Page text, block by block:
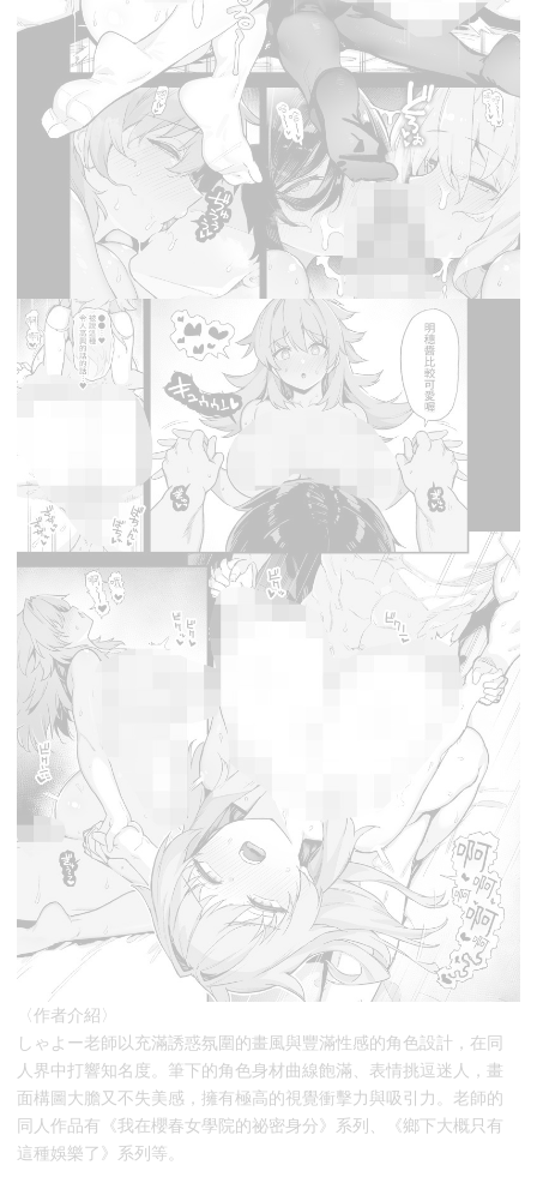
〈作者介紹〉
しゃよー老師以充滿誘惑氛圍的畫風與豐滿性感的角色設計，在同
人界中打響知名度。筆下的角色身材曲線飽滿、表情挑逗迷人，畫
面構圖大膽又不失美感，擁有極高的視覺衝擊力與吸引力。老師的
同人作品有《我在櫻春女學院的祕密身分》系列、《鄉下大概只有
這種娛樂了》系列等。